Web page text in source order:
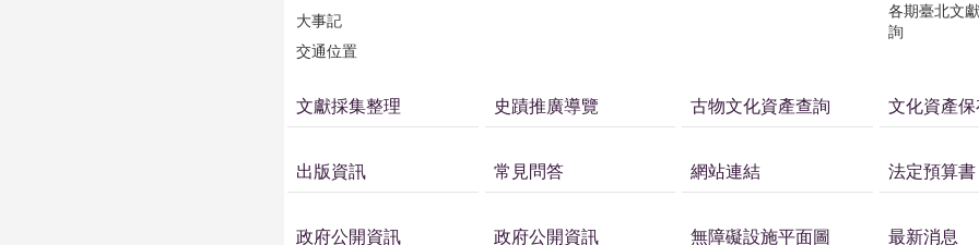
大事記
交通位置
各期臺北文
詢
文獻採集整理 史蹟推廣導覽 古物文化資產查詢 文化資產保
出版資訊 常見問答 網站連結 法定預算書
政府公開資訊 政府公開資訊 無障礙設施平面圖 最新消息